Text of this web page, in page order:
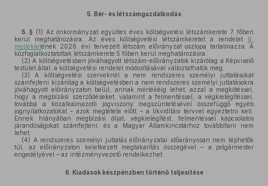
5. Bér- és létszámgazdálkodás
5. § (1) Az önkormányzat együttes éves költségvetési létszámkerete 7 főben
kerül meghatározásra. Az éves költségvetési létszámkeretet a rendelet 6.
mellékletének 2026. évi tervezett létszám előirányzat oszlopa tartalmazza. A
közfoglalkoztatottak létszámkerete 5 főben kerül meghatározásra.
(2) A költségvetésben jóváhagyott létszám-előirányzatok kizárólag a Képviselő
testület által, a költségvetési rendelet módosításával változtathatók meg.
(3) A költségvetési szerveknél a nem rendszeres személyi juttatásokat
számfejteni kizárólag a költségvetésben a nem rendszeres személyi juttatásokra
jóváhagyott előirányzaton belül, annak mértékéig lehet, azzal a megkötéssel,
hogy a megbízási szerződéseket, valamint a felmentéssel, a végkielégítéssel,
továbbá a közalkalmazotti jogviszony megszüntetésével összefüggő egyéb
jognyilatkozatokat – azok megtétele előtt – a likviditási tervvel egyeztetni kell.
Ennek hiányában megbízási díjat, végkielégítést, felmentéssel kapcsolatos
járandóságokat számfejteni, és a Magyar Államkincstárhoz továbbítani nem
lehet.
(4) A rendszeres személyi juttatás előirányzatai időarányosan nem léphetők
túl, az előirányzaton keletkezett megtakarítás összegével – a polgármester
engedélyével – az intézményvezető rendelkezhet.
6. Kiadások készpénzben történő teljesítése